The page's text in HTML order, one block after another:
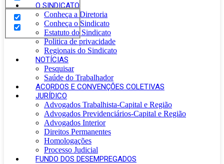
O SINDICATO
Conheça a Diretoria
Conheça o Sindicato
Estatuto do Sindicato
Politica de privacidade
Regionais do Sindicato
NOTÍCIAS
Pesquisar
Saúde do Trabalhador
ACORDOS E CONVENÇÕES COLETIVAS
JURÍDICO
Advogados Trabalhista-Capital e Região
Advogados Previdenciários-Capital e Região
Advogados Interior
Direitos Permanentes
Homologações
Processo Judicial
FUNDO DOS DESEMPREGADOS